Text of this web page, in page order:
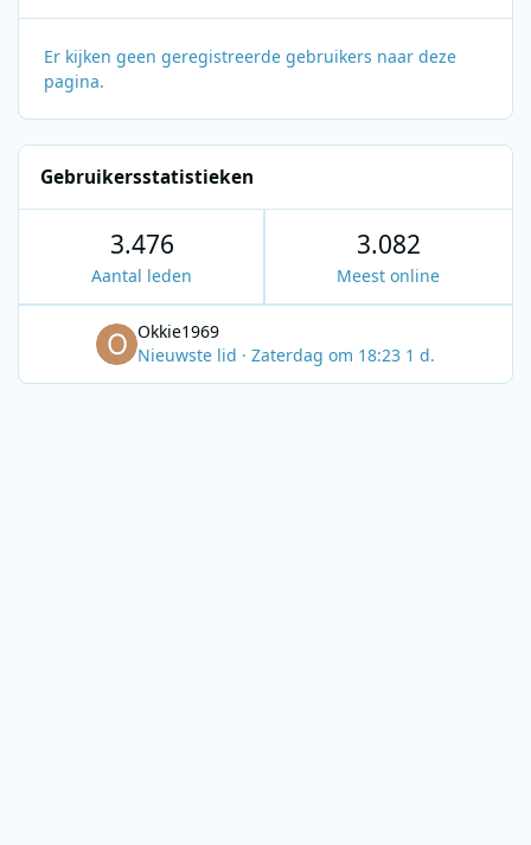
Er kijken geen geregistreerde gebruikers naar deze
pagina.
Gebruikersstatistieken
3.476
Aantal leden
3.082
Meest online
Okkie1969
Nieuwste lid · Zaterdag om 18:23 1 d.